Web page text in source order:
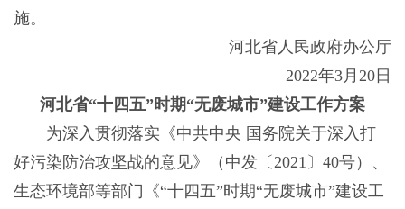
施。
河北省人民政府办公厅
2022年3月20日
河北省“十四五”时期“无废城市”建设工作方案
为深入贯彻落实《中共中央 国务院关于深入打
好污染防治攻坚战的意见》（中发〔2021〕40号）、
生态环境部等部门《“十四五”时期“无废城市”建设工